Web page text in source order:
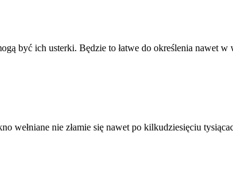
być ich usterki. Będzie to łatwe do określenia nawet
wełniane nie złamie się nawet po kilkudziesięciu